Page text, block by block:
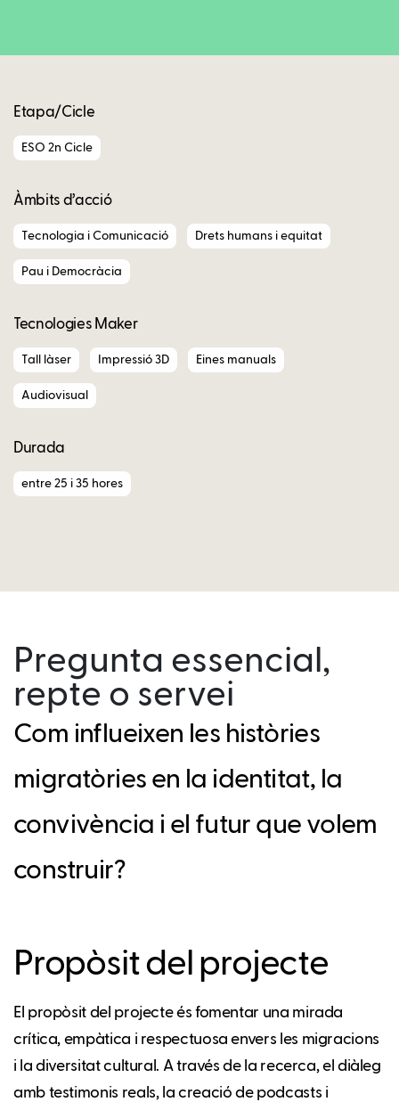
Etapa/Cicle
ESO 2n Cicle
Àmbits d’acció
Tecnologia i Comunicació Drets humans i equitat
Pau i Democràcia
Tecnologies Maker
Tall làser Impressió 3D Eines manuals
Audiovisual
Durada
entre 25 i 35 hores
Pregunta essencial,
repte o servei
Com influeixen les històries
migratòries en la identitat, la
convivència i el futur que volem
construir?
Propòsit del projecte
El propòsit del projecte és fomentar una mirada
crítica, empàtica i respectuosa envers les migracions
i la diversitat cultural. A través de la recerca, el diàleg
amb testimonis reals, la creació de podcasts i